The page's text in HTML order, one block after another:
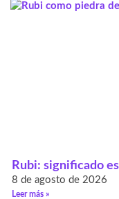
Rubi: significado
8 de agosto de 2026
Leer más »